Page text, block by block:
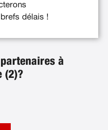
délais !
à
(2)?